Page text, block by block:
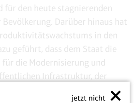
für den heute stagnierenden
Bevölkerung. Darüber hinaus hat
in den
geführt, dass dem Staat die
die Modernisierung und
Infrastruktur, der
jetzt nicht